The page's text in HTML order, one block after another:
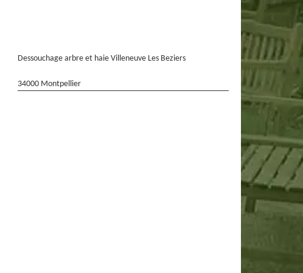
Dessouchage arbre et haie Villeneuve Les Beziers
34000 Montpellier